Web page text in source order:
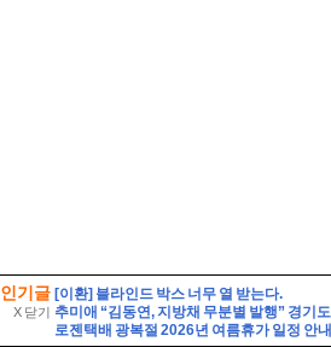
인기글
X 닫기
[이환] 블라인드 박스 너무 열 받는다.
로젠택배 광복절 2026년 여름휴가 일정 안내